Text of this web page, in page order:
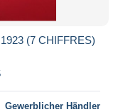
(7 CHIFFRES)
Gewerblicher Händler